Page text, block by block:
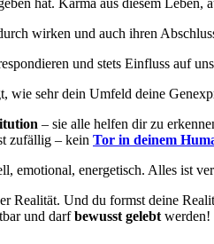
hat. Karma aus diesem Leben,
wirken und auch ihren
und stets Einfluss auf
wie sehr dein Umfeld deine
– sie alle helfen dir zu
zufällig – kein Tor in deinem
emotional, energetisch. Alles ist
Realität. Und du formst deine
und darfbewusst gelebt werden!